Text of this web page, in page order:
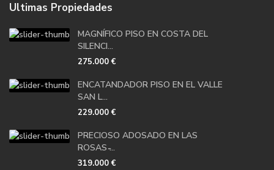
Ultimas Propiedades
MAGNÍFICO PISO EN COSTA DEL
SILENCI...
275.000 €
ENCATANDADOR PISO EN EL VALLE
SAN L...
229.000 €
PRECIOSO ADOSADO EN LAS
ROSAS ̵...
319.000 €